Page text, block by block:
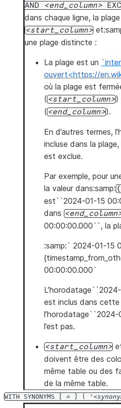
AND
end_column
dans chaque ligne, la
start_column
une plage distincte :
La plage est un
ouvert<https://
où la plage est
(
start_column
)
(
end_column ).
En d’autres termes,
incluse dans la
est exclue.
Par exemple, pour
la valeur dans:samp:
est``2024-01-15
dans
end_column
00:00:00.000``, la
:samp:` 2024-01-15
00:00:00.000`
est inclus dans cette
l’est pas.
start_column
doivent être des
même table ou des
de la même table.
WITH SYNONYMS = ( '